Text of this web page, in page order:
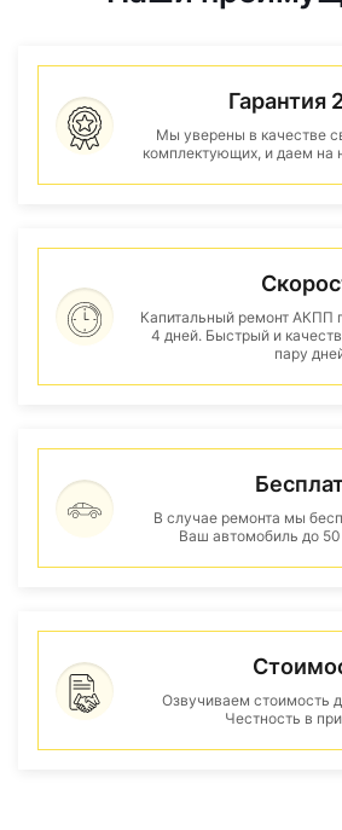
Гарантия
Мы уверены в качестве
комплектующих, и даем на
Капитальный ремонт АКПП
4 дней. Быстрый и
пару
В случае ремонта мы
Ваш автомобиль до
Озвучиваем стоимость
Честность в